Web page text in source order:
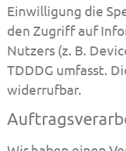
Einwilligung die
den Zugriff auf
Nutzers (z. B.
TDDDG umfasst.
widerrufbar.